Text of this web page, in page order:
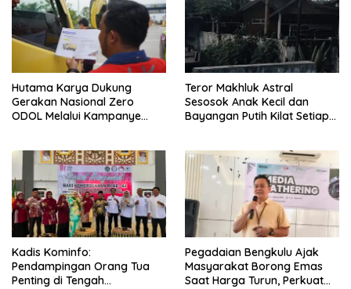
Mendadak Potensi Gempa
8.4 SR dan Picu Tsunami 15
Meter
Hutama Karya Dukung
Gerakan Nasional Zero
ODOL Melalui Kampanye
Teror Makhluk Astral
Sesosok Anak Kecil dan
Bayangan Putih Kilat Setiap
Kadis Kominfo:
Pendampingan Orang Tua
Penting di Tengah
Pegadaian Bengkulu Ajak
Masyarakat Borong Emas
Saat Harga Turun, Perkuat